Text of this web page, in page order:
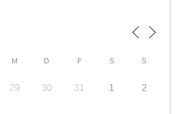
M D F S S
29 30 31 1 2